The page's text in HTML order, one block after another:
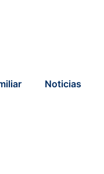
Noticias